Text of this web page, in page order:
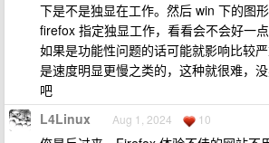
下是不是独显在工作。然后 win 下的图
firefox 指定独显工作，看看会不会好一点
如果是功能性问题的话可能就影响比较
是速度明显更慢之类的，这种就很难，
吧
L4Linux Aug 1, 2024 10